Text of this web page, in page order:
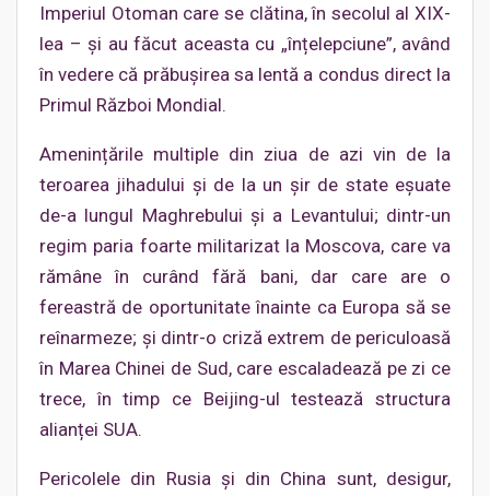
Imperiul Otoman care se clătina, în secolul al XIX-
lea – și au făcut aceasta cu „înțelepciune”, având
în vedere că prăbușirea sa lentă a condus direct la
Primul Război Mondial.
Amenințările multiple din ziua de azi vin de la
teroarea jihadului și de la un șir de state eșuate
de-a lungul Maghrebului și a Levantului; dintr-un
regim paria foarte militarizat la Moscova, care va
rămâne în curând fără bani, dar care are o
fereastră de oportunitate înainte ca Europa să se
reînarmeze; și dintr-o criză extrem de periculoasă
în Marea Chinei de Sud, care escaladează pe zi ce
trece, în timp ce Beijing-ul testează structura
alianței SUA.
Pericolele din Rusia și din China sunt, desigur,